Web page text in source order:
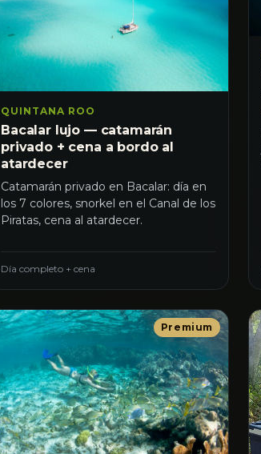
QUINTANA ROO
Bacalar lujo — catamarán
privado + cena a bordo al
atardecer
Catamarán privado en Bacalar: día en
los 7 colores, snorkel en el Canal de los
Piratas, cena al atardecer.
Día completo + cena
Premium